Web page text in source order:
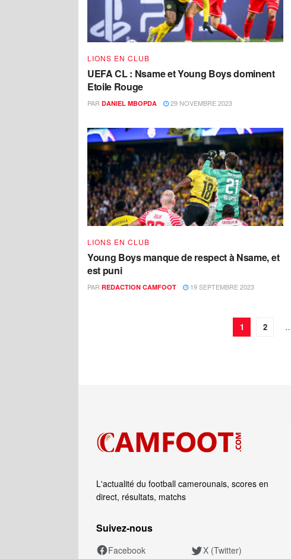
LIONS EN CLUB
UEFA CL : Nsame et Young Boys dominent
Etoile Rouge
PAR DANIEL MBOPDA 29 NOVEMBRE 2023
LIONS EN CLUB
Young Boys manque de respect à Nsame, et
est puni
PAR REDACTION CAMFOOT 19 SEPTEMBRE 2023
1 2
L'actualité du football camerounais, scores en
direct, résultats, matchs
Suivez‑nous
Facebook X (Twitter)